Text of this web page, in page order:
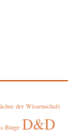
der Wissenschaft
Binge D&D